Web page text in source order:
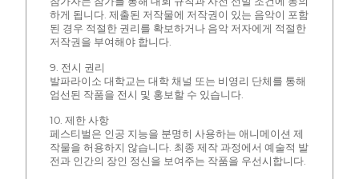
하게 됩니다. 제출된 저작물에 저작권이 있는 음악이 포함
된 경우 적절한 권리를 확보하거나 음악 저자에게 적절한
저작권을 부여해야 합니다.
9. 전시 권리
발파라이소 대학교는 대학 채널 또는 비영리 단체를 통해
엄선된 작품을 전시 및 홍보할 수 있습니다.
10. 제한 사항
페스티벌은 인공 지능을 분명히 사용하는 애니메이션 제
작물을 허용하지 않습니다. 최종 제작 과정에서 예술적 발
전과 인간의 장인 정신을 보여주는 작품을 우선시합니다.